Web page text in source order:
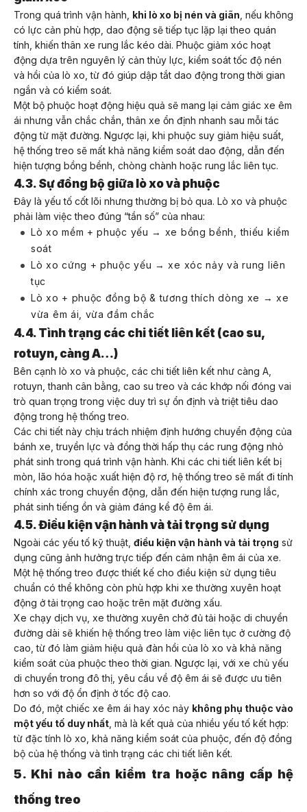
Trong quá trình vận hành, khi lò xo bị nén và giãn , nếu không
có lực cản phù hợp, dao động sẽ tiếp tục lặp lại theo quán
tính, khiến thân xe rung lắc kéo dài. Phuộc giảm xóc hoạt
động dựa trên nguyên lý cản thủy lực, kiểm soát tốc độ nén
và hồi của lò xo, từ đó giúp dập tắt dao động trong thời gian
ngắn và có kiểm soát.
Một bộ phuộc hoạt động hiệu quả sẽ mang lại cảm giác xe êm
ái nhưng vẫn chắc chắn, thân xe ổn định nhanh sau mỗi tác
động từ mặt đường. Ngược lại, khi phuộc suy giảm hiệu suất,
hệ thống treo sẽ mất khả năng kiểm soát dao động, dẫn đến
hiện tượng bồng bềnh, chòng chành hoặc rung lắc liên tục.
4.3. Sự đồng bộ giữa lò xo và phuộc
Đây là yếu tố cốt lõi nhưng thường bị bỏ qua. Lò xo và phuộc
phải làm việc theo đúng “tần số” của nhau:
Lò xo mềm + phuộc yếu → xe bồng bềnh, thiếu kiểm
soát
Lò xo cứng + phuộc yếu → xe xóc nảy và rung liên
tục
Lò xo + phuộc đồng bộ & tương thích dòng xe → xe
vừa êm ái, vừa đầm chắc
4.4. Tình trạng các chi tiết liên kết (cao su,
rotuyn, càng A…)
Bên cạnh lò xo và phuộc, các chi tiết liên kết như càng A,
rotuyn, thanh cân bằng, cao su treo và các khớp nối đóng vai
trò quan trọng trong việc duy trì sự ổn định và triệt tiêu dao
động trong hệ thống treo.
Các chi tiết này chịu trách nhiệm định hướng chuyển động của
bánh xe, truyền lực và đồng thời hấp thụ các rung động nhỏ
phát sinh trong quá trình vận hành. Khi các chi tiết liên kết bị
mòn, lão hóa hoặc xuất hiện độ rơ, hệ thống treo sẽ mất đi tính
chính xác trong chuyển động, dẫn đến hiện tượng rung lắc,
phát sinh tiếng ồn và giảm đáng kể độ êm ái.
4.5. Điều kiện vận hành và tải trọng sử dụng
Ngoài các yếu tố kỹ thuật, điều kiện vận hành và tải trọng sử
dụng cũng ảnh hưởng trực tiếp đến cảm nhận êm ái của xe.
Một hệ thống treo được thiết kế cho điều kiện sử dụng tiêu
chuẩn có thể không còn phù hợp khi xe thường xuyên hoạt
động ở tải trọng cao hoặc trên mặt đường xấu.
Xe chạy dịch vụ, xe thường xuyên chở đủ tải hoặc di chuyển
đường dài sẽ khiến hệ thống treo làm việc liên tục ở cường độ
cao, từ đó làm giảm hiệu quả đàn hồi của lò xo và khả năng
kiểm soát của phuộc theo thời gian. Ngược lại, với xe chủ yếu
di chuyển trong đô thị, yêu cầu về độ êm ái sẽ được ưu tiên
hơn so với độ ổn định ở tốc độ cao.
Do đó, một chiếc xe êm ái hay xóc nảy không phụ thuộc vào
một yếu tố duy nhất , mà là kết quả của nhiều yếu tố kết hợp:
từ đặc tính lò xo, khả năng kiểm soát của phuộc, đến độ đồng
bộ của hệ thống và tình trạng các chi tiết liên kết.
5. Khi nào cần kiểm tra hoặc nâng cấp hệ
thống treo